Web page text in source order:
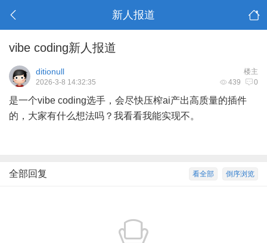
新人报道
vibe coding新人报道
楼主
ditionull
439 0
2026-3-8 14:32:35
是一个vibe coding选手，会尽快压榨ai产出高质量的插件
的，大家有什么想法吗？我看看我能实现不。
倒序浏览
看全部
全部回复